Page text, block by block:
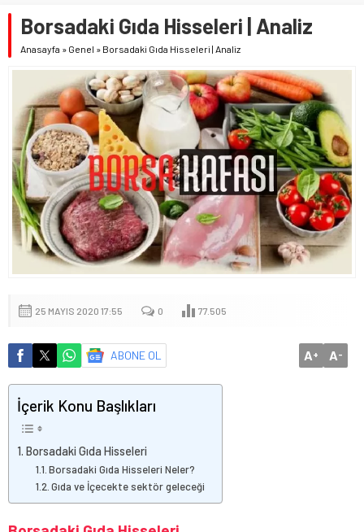
Borsadaki Gıda Hisseleri | Analiz
Anasayfa » Genel » Borsadaki Gıda Hisseleri | Analiz
25 MAYIS 2020 17:55 0 77.505
ABONE OL A+ A-
İçerik Konu Başlıkları
Borsadaki Gıda Hisseleri
Borsadaki Gıda Hisseleri Neler?
Gıda ve İçecekte sektör geleceği